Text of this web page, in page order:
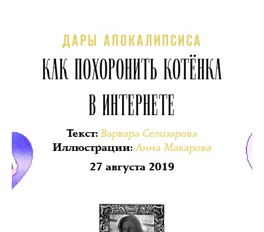
ДАРЫ АПОКАЛИПСИСА
КАК ПОХОРОНИТЬ КОТЁНКА
В ИНТЕРНЕТЕ
Текст:Варвара Селизарова
Иллюстрации:Анна Макарова
27 августа 2019